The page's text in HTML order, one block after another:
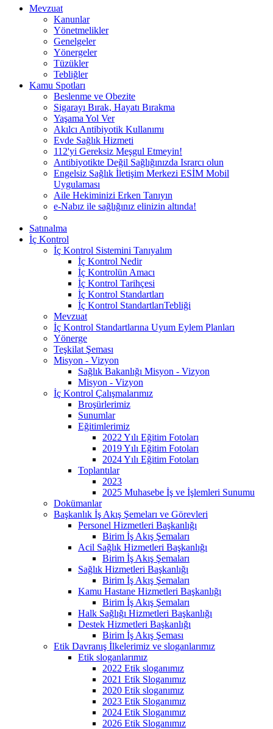
Mevzuat
Kanunlar
Yönetmelikler
Genelgeler
Yönergeler
Tüzükler
Tebliğler
Kamu Spotları
Beslenme ve Obezite
Sigarayı Bırak, Hayatı Bırakma
Yaşama Yol Ver
Akılcı Antibiyotik Kullanımı
Evde Sağlık Hizmeti
112'yi Gereksiz Meşgul Etmeyin!
Antibiyotikte Değil Sağlığınızda Israrcı olun
Engelsiz Sağlık İletişim Merkezi ESİM Mobil
Uygulaması
Aile Hekiminizi Erken Tanıyın
e-Nabız ile sağlığınız elinizin altında!
Satınalma
İç Kontrol
İç Kontrol Sistemini Tanıyalım
İç Kontrol Nedir
İç Kontrolün Amacı
İç Kontrol Tarihçesi
İç Kontrol Standartları
İç Kontrol StandartlarıTebliği
Mevzuat
İç Kontrol Standartlarına Uyum Eylem Planları
Yönerge
Teşkilat Şeması
Misyon - Vizyon
Sağlık Bakanlığı Misyon - Vizyon
Misyon - Vizyon
İç Kontrol Çalışmalarımız
Broşürlerimiz
Sunumlar
Eğitimlerimiz
2022 Yılı Eğitim Fotoları
2019 Yılı Eğitim Fotoları
2024 Yılı Eğitim Fotoları
Toplantılar
2023
2025 Muhasebe İş ve İşlemleri Sunumu
Dokümanlar
Başkanlık İş Akış Şemeları ve Görevleri
Personel Hizmetleri Başkanlığı
Birim İş Akış Şemaları
Acil Sağlık Hizmetleri Başkanlığı
Birim İş Akış Şemaları
Sağlık Hizmetleri Başkanlığı
Birim İş Akış Şemaları
Kamu Hastane Hizmetleri Başkanlığı
Birim İş Akış Şemaları
Halk Sağlığı Hizmetleri Başkanlığı
Destek Hizmetleri Başkanlığı
Birim İş Akış Şeması
Etik Davranış İlkelerimiz ve sloganlarımız
Etik sloganlarımız
2022 Etik sloganımız
2021 Etik Sloganımız
2020 Etik sloganımız
2023 Etik Sloganımız
2024 Etik Sloganımız
2026 Etik Sloganımız